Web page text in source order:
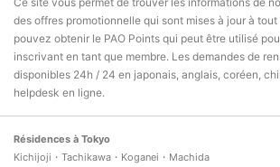
des offres promotionnelle qui sont mises à jour à
pouvez obtenir le PAO Points qui peut être utilisé
inscrivant en tant que membre. Les demandes de
disponibles 24h / 24 en japonais, anglais, coréen,
helpdesk en ligne.
Résidences à Tokyo
Kichijoji・Tachikawa・Koganei・Machida